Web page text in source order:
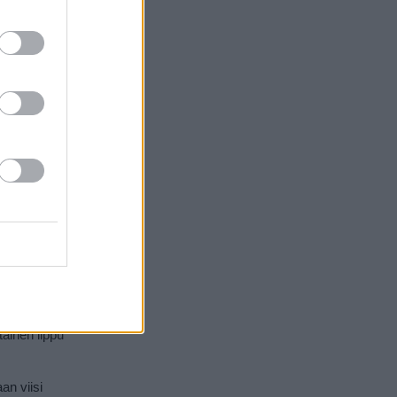
minne
ja myös
Myös
klo 9
mukaan
lippu
viisi